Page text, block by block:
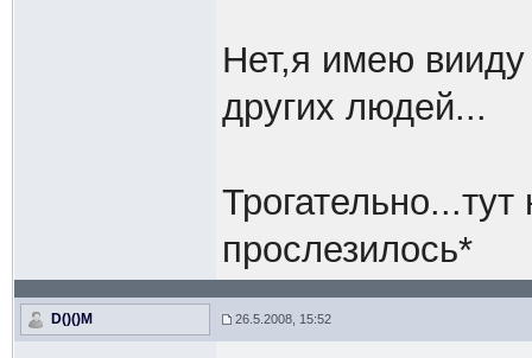
Нет,я имею
других людей...
прослезилось*
D()()M 26.5.2008, 15:52